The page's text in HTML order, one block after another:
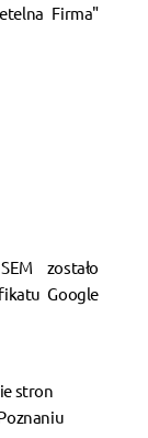
Firma"
zostało
Google